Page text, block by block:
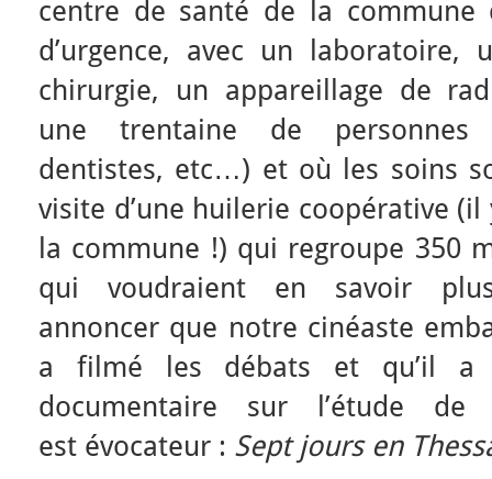
centre de santé de la
d’urgence, avec un
chirurgie, un appareillage de
une trentaine de personnes
dentistes, etc…) et où les soins
visite d’une huilerie coopérative
la commune !) qui regroupe 350
qui voudraient en savoir
annoncer que notre cinéaste
a filmé les débats et qu’il a
documentaire sur l’étude
est évocateur : Sept jours en